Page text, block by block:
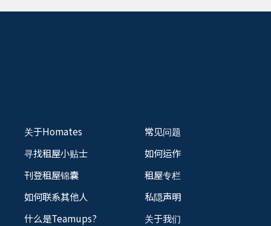
关于Homates
寻找租屋小贴士
刊登租屋锦囊
如何联系其他人
什么是Teamups?
常见问题
如何运作
租屋专栏
私隠声明
关于我们